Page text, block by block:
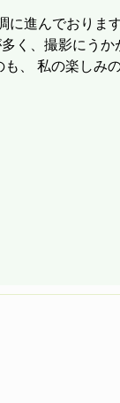
に進んでおります
く、撮影にうか
、 私の楽しみ